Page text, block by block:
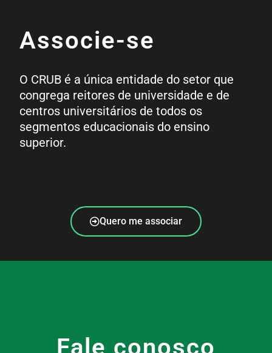
Associe-se
O CRUB é a única entidade do setor que
congrega reitores de universidade e de
centros universitários de todos os
segmentos educacionais do ensino
superior.
Quero me associar
Fale conosco